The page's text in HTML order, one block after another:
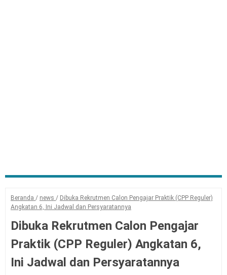
Beranda / news / Dibuka Rekrutmen Calon Pengajar Praktik (CPP Reguler)
Angkatan 6, Ini Jadwal dan Persyaratannya
Dibuka Rekrutmen Calon Pengajar
Praktik (CPP Reguler) Angkatan 6,
Ini Jadwal dan Persyaratannya